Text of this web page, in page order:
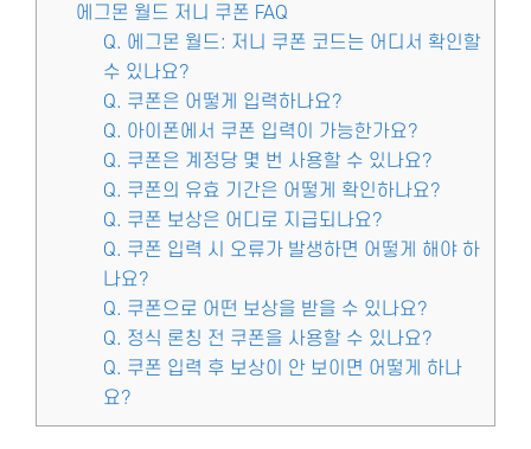
에그몬 월드 저니 쿠폰 FAQ
Q. 에그몬 월드: 저니 쿠폰 코드는 어디서 확인할
수 있나요?
Q. 쿠폰은 어떻게 입력하나요?
Q. 아이폰에서 쿠폰 입력이 가능한가요?
Q. 쿠폰은 계정당 몇 번 사용할 수 있나요?
Q. 쿠폰의 유효 기간은 어떻게 확인하나요?
Q. 쿠폰 보상은 어디로 지급되나요?
Q. 쿠폰 입력 시 오류가 발생하면 어떻게 해야 하
나요?
Q. 쿠폰으로 어떤 보상을 받을 수 있나요?
Q. 정식 론칭 전 쿠폰을 사용할 수 있나요?
Q. 쿠폰 입력 후 보상이 안 보이면 어떻게 하나
요?